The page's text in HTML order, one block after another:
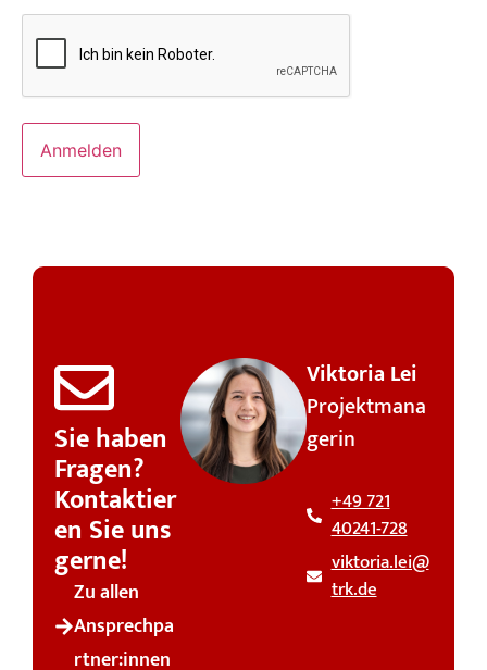
C
C
A
Sie haben
Fragen?
Kontaktier
en Sie uns
gerne!
Zu allen
Ansprechpa
rtner:innen
Viktoria Lei
Projektmana
gerin
+49 721
40241-728
viktoria.lei@
trk.de